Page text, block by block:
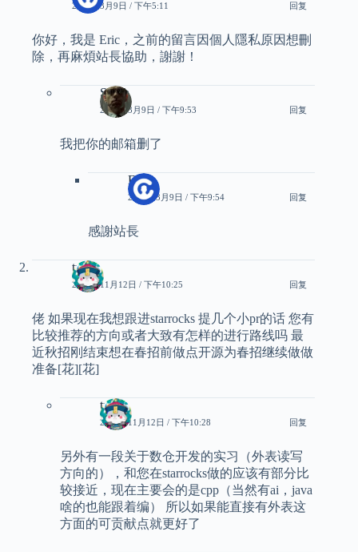
2026年3月9日 / 下午5:11 回复
你好，我是 Eric，之前的留言因個人隱私原因想刪
除，再麻煩站長協助，謝謝！
Smith
2026年3月9日 / 下午9:53 回复
我把你的邮箱删了
Eric
2026年3月9日 / 下午9:54 回复
感謝站長
tyler
2025年11月12日 / 下午10:25 回复
佬 如果现在我想跟进starrocks 提几个小pr的话 您有
比较推荐的方向或者大致有怎样的进行路线吗 最
近秋招刚结束想在春招前做点开源为春招继续做做
准备[花][花]
tyler
2025年11月12日 / 下午10:28 回复
另外有一段关于数仓开发的实习（外表读写
方向的），和您在starrocks做的应该有部分比
较接近，现在主要会的是cpp（当然有ai，java
啥的也能跟着编） 所以如果能直接有外表这
方面的可贡献点就更好了